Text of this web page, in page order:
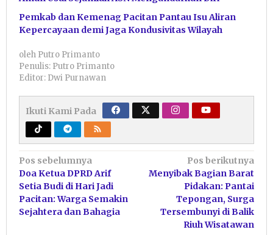
Pemkab dan Kemenag Pacitan Pantau Isu Aliran
Kepercayaan demi Jaga Kondusivitas Wilayah
oleh Putro Primanto
Penulis: Putro Primanto
Editor: Dwi Purnawan
Ikuti Kami Pada
Navigasi
pos
Pos sebelumnya
Doa Ketua DPRD Arif
Setia Budi di Hari Jadi
Pacitan: Warga Semakin
Sejahtera dan Bahagia
Pos berikutnya
Menyibak Bagian Barat
Pidakan: Pantai
Tepongan, Surga
Tersembunyi di Balik
Riuh Wisatawan